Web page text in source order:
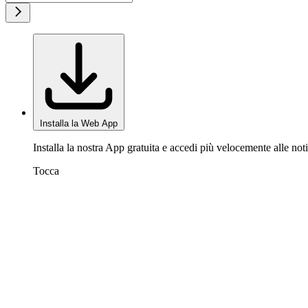
Installa la Web App
Installa la nostra App gratuita e accedi più velocemente alle
Tocca